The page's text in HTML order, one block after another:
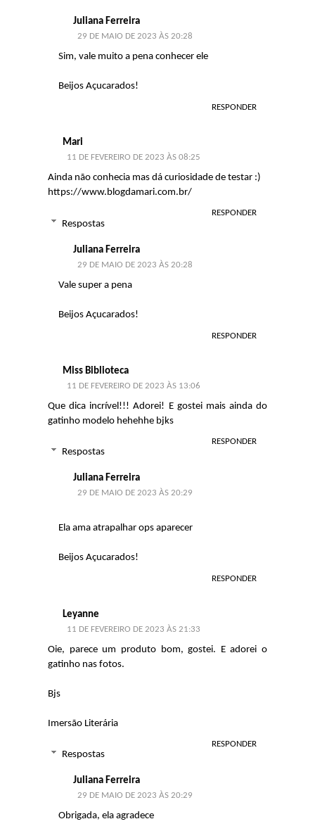
Juliana Ferreira
29 DE MAIO DE 2023 ÀS 20:28
Sim, vale muito a pena conhecer ele
Beijos Açucarados!
RESPONDER
Mari
11 DE FEVEREIRO DE 2023 ÀS 08:25
Ainda não conhecia mas dá curiosidade de testar :)
https://www.blogdamari.com.br/
RESPONDER
Respostas
Juliana Ferreira
29 DE MAIO DE 2023 ÀS 20:28
Vale super a pena
Beijos Açucarados!
RESPONDER
Miss Biblioteca
11 DE FEVEREIRO DE 2023 ÀS 13:06
Que dica incrível!!! Adorei! E gostei mais ainda do
gatinho modelo hehehhe bjks
RESPONDER
Respostas
Juliana Ferreira
29 DE MAIO DE 2023 ÀS 20:29
Ela ama atrapalhar ops aparecer
Beijos Açucarados!
RESPONDER
Leyanne
11 DE FEVEREIRO DE 2023 ÀS 21:33
Oie, parece um produto bom, gostei. E adorei o
gatinho nas fotos.
Bjs
Imersão Literária
RESPONDER
Respostas
Juliana Ferreira
29 DE MAIO DE 2023 ÀS 20:29
Obrigada, ela agradece